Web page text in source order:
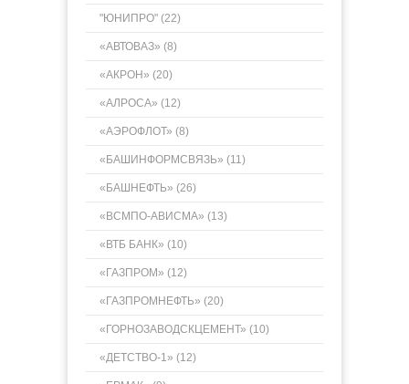
"ЮНИПРО" (22)
«АВТОВАЗ» (8)
«АКРОН» (20)
«АЛРОСА» (12)
«АЭРОФЛОТ» (8)
«БАШИНФОРМСВЯЗЬ» (11)
«БАШНЕФТЬ» (26)
«ВСМПО-АВИСМА» (13)
«ВТБ БАНК» (10)
«ГАЗПРОМ» (12)
«ГАЗПРОМНЕФТЬ» (20)
«ГОРНОЗАВОДСКЦЕМЕНТ» (10)
«ДЕТСТВО-1» (12)